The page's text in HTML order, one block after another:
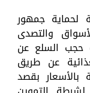
لحماية جمهور
والتصدى
حجب السلع عن
عن طريق
بالأسعار بقصد